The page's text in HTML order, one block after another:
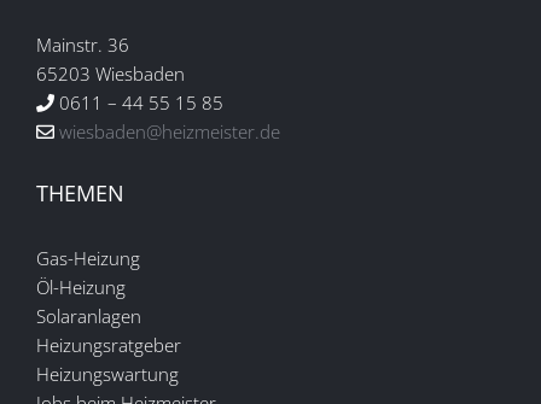
Mainstr. 36
65203 Wiesbaden
0611 – 44 55 15 85
wiesbaden@heizmeister.de
THEMEN
Gas-Heizung
Öl-Heizung
Solaranlagen
Heizungsratgeber
Heizungswartung